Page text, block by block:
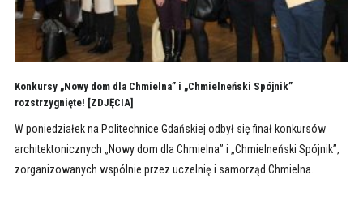
Konkursy „Nowy dom dla Chmielna” i „Chmielneński Spójnik”
rozstrzygnięte! [ZDJĘCIA]
W poniedziałek na Politechnice Gdańskiej odbył się finał konkursów
architektonicznych „Nowy dom dla Chmielna” i „Chmielneński Spójnik”,
zorganizowanych wspólnie przez uczelnię i samorząd Chmielna.